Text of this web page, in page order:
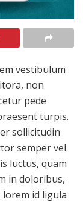
vestibulum
non
pede
turpis.
sollicitudin
semper vel
luctus, quam
in doloribus,
lorem id ligula